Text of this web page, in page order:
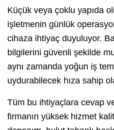
Küçük veya çoklu yapıda
işletmenin günlük
cihaza ihtiyaç duyuluyor.
bilgilerini güvenli şekilde
aynı zamanda yoğun iş
uydurabilecek hıza sahip
Tüm bu ihtiyaçlara cevap
firmanın yüksek hizmet